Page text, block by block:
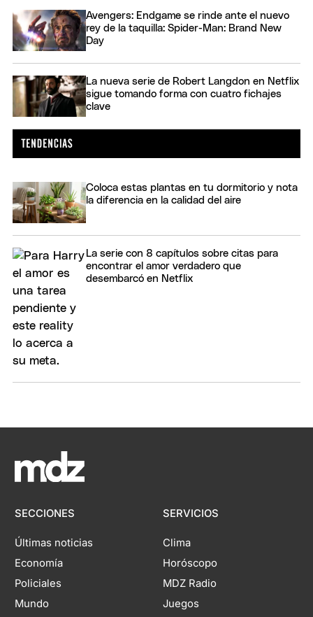
Avengers: Endgame se rinde ante el nuevo
rey de la taquilla: Spider-Man: Brand New
Day
La nueva serie de Robert Langdon en Netflix
sigue tomando forma con cuatro fichajes
clave
Coloca estas plantas en tu dormitorio y nota
la diferencia en la calidad del aire
La serie con 8 capítulos sobre citas para
encontrar el amor verdadero que
desembarcó en Netflix
SECCIONES
Últimas noticias
Economía
Policiales
Mundo
SERVICIOS
Clima
Horóscopo
MDZ Radio
Juegos